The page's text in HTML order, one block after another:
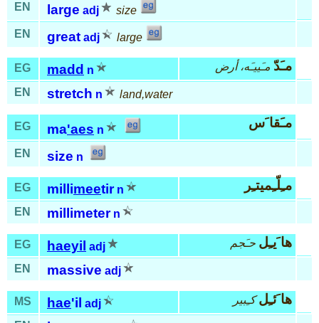
EN
large adj
size
EN
great adj large
EG madd n مـَدّ مـَييـَه، أرض
EN stretch n land,water
EG ma'aes n مـَقا َس
EN size n
EG millimeetir n مـِلّـِميتـِر
EN millimeter n
EG haeyil adj ها َيـِل حـَجم
EN massive adj
MS hae'il adj ها َئـِل كـِبير